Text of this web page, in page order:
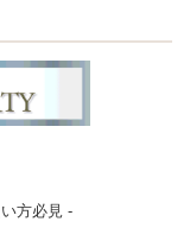
方必見 -